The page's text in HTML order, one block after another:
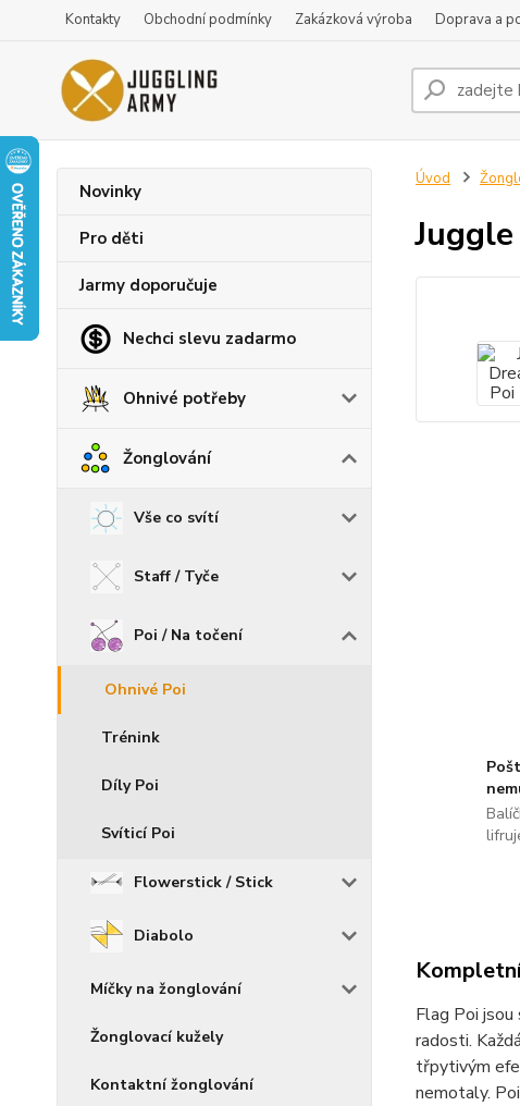
Kontakty Obchodní podmínky Zakázková výroba Doprava a
Novinky
Pro děti
Jarmy doporučuje
Nechci slevu zadarmo
Ohnivé potřeby
Žonglování
Vše co svítí
Staff / Tyče
Poi / Na točení
Ohnivé Poi
Trénink
Díly Poi
Svíticí Poi
Flowerstick / Stick
Diabolo
Míčky na žonglování
Žonglovací kužely
Kontaktní žonglování
Úvod
Flag Poi
radosti.
třpytivým
nemotaly.